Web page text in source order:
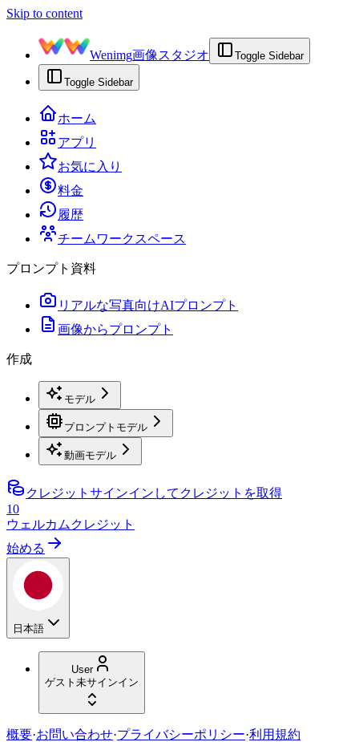
Skip to content
Wenimg画像スタジオ Toggle Sidebar
Toggle Sidebar
ホーム
アプリ
お気に入り
料金
履歴
チームワークスペース
プロンプト資料
リアルな写真向けAIプロンプト
画像からプロンプト
作成
モデル
プロンプトモデル
動画モデル
クレジット サインインしてクレジットを取得
10
ウェルカムクレジット
始める
日本語
User
ゲスト 未サインイン
概要·お問い合わせ·プライバシーポリシー·利用規約